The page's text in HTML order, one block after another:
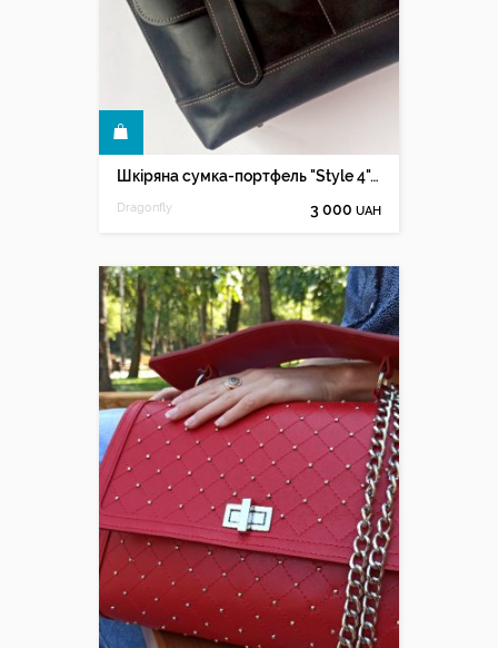
Шкіряна сумка-портфель "Style 4", чорний
Dragonfly 3 000 UAH